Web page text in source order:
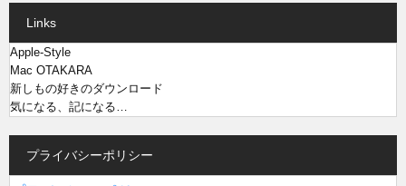
Links
Apple-Style
Mac OTAKARA
新しもの好きのダウンロード
気になる、記になる…
プライバシーポリシー